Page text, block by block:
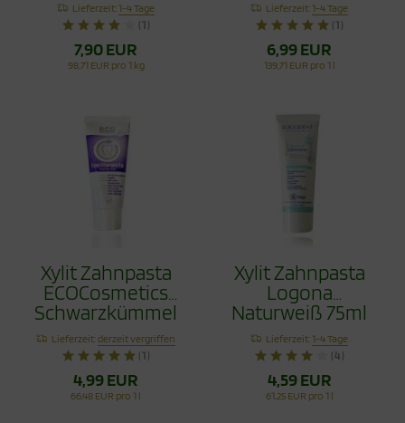
Lieferzeit:1-4 Tage
(1)
7,90 EUR
98,71 EUR pro 1 kg
Fluoridfrei 75ml
Lieferzeit:1-4 Tage
(1)
6,99 EUR
139,71 EUR pro 1 l
Xylit Zahnpasta
ECOCosmetics
Schwarzkümmel
Fluoridfrei 75ml
Lieferzeit:derzeit vergriffen
(1)
4,99 EUR
66,48 EUR pro 1 l
Xylit Zahnpasta
Logona
Naturweiß 75ml
Lieferzeit:1-4 Tage
(4)
4,59 EUR
61,25 EUR pro 1 l